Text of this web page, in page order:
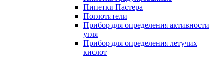
Пипетки Пастера
Поглотители
Прибор для определения активности
угля
Прибор для определения летучих
кислот